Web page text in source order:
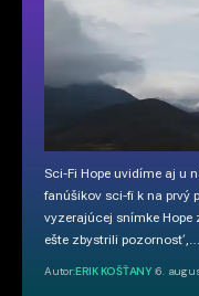
Sci-Fi Hope uvidíme aj u
fanúšikov sci-fi k na prvý
vyzerajúcej snímke Hope
ešte zbystrili pozornosť,…
Autor:ERIK KOŠŤANY 6.